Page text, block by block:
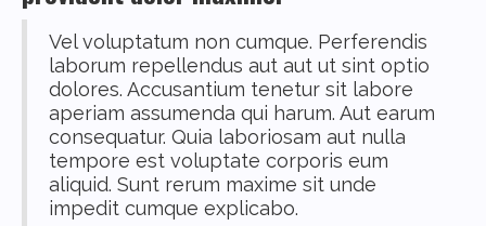
Vel voluptatum non cumque. Perferendis
laborum repellendus aut aut ut sint optio
dolores. Accusantium tenetur sit labore
aperiam assumenda qui harum. Aut earum
consequatur. Quia laboriosam aut nulla
tempore est voluptate corporis eum
aliquid. Sunt rerum maxime sit unde
impedit cumque explicabo.